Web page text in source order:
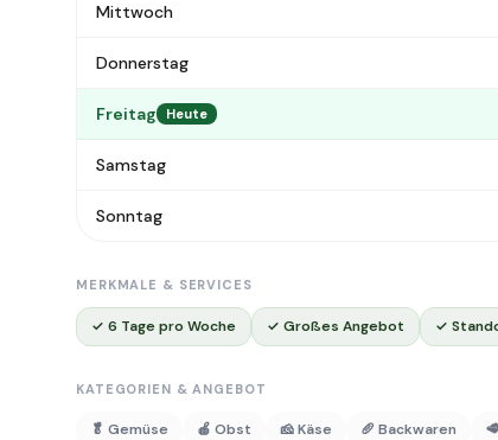
Mittwoch
Donnerstag
Freitag Heute
Samstag
Sonntag
MERKMALE & SERVICES
✓ 6 Tage pro Woche ✓ Großes Angebot ✓
KATEGORIEN & ANGEBOT
🥬 Gemüse 🍎 Obst 🧀 Käse 🥖 Backwaren